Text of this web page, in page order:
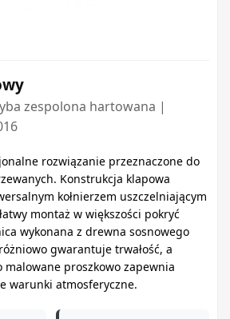
zespolona hartowana |
rozwiązanie przeznaczone do
Konstrukcja klapowa
kołnierzem uszczelniającym
montaż w większości pokryć
wykonana z drewna sosnowego
gwarantuje trwałość, a
malowane proszkowo zapewnia
warunki atmosferyczne.